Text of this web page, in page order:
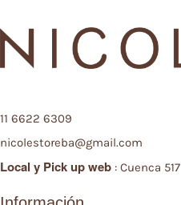
11 6622 6309
nicolestoreba@gmail.com
Local y Pick up web : Cuenca 517